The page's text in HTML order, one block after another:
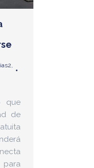
,
que
de
para